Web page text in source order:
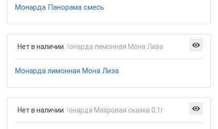
Монарда Панорама смесь
Нет в наличии
Монарда лимонная Мона Лиза
Нет в наличии